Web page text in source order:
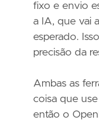
fixo e envio
a IA, que vai
esperado.
precisão da
Ambas as
coisa que
então o